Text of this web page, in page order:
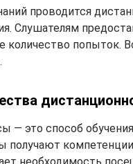
проводится
Слушателям
количество попыток.
— это способ
получают